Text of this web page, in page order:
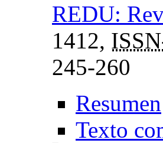
REDU:
1412,
245-260
Resumen
Texto